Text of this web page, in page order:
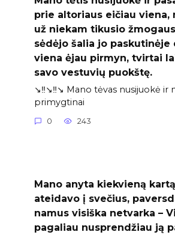
prie altoriaus eičiau viena,
už niekam tikusio
sėdėjo šalia jo paskutinėje
viena ėjau pirmyn, tvirtai
savo vestuvių puokštę.
↘️‼️↘️‼️↘️ Mano tėvas nusijuokė ir
primygtinai
0 243
Mano anyta kiekvieną
ateidavo į svečius,
namus visiška netvarka –
pagaliau nusprendžiau ją